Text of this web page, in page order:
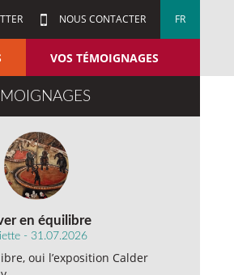
NOUS CONTACTER FR
VOS TÉMOIGNAGES
en équilibre
- 31.07.2026
oui l’exposition Calder